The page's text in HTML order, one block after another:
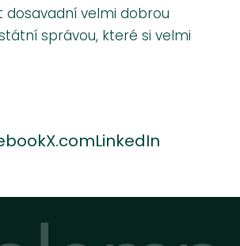
dosavadní velmi dobrou
správou, které si velmi
X.comLinkedIn